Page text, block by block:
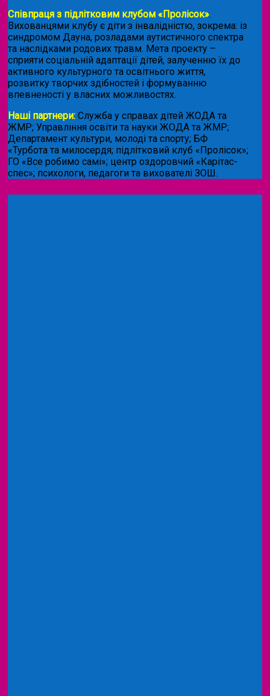
Співпраця з підлітковим клубом «Пролісок».
Вихованцями клубу є діти з інвалідністю, зокрема: із
синдромом Дауна, розладами аутистичного спектра
та наслідками родових травм. Мета проекту –
сприяти соціальній адаптації дітей, залученню їх до
активного культурного та освітнього життя,
розвитку творчих здібностей і формуванню
впевненості у власних можливостях.
Наші партнери: Служба у справах дітей ЖОДА та
ЖМР; Управління освіти та науки ЖОДА та ЖМР;
Департамент культури, молоді та спорту; БФ
«Турбота та милосердя; підлітковий клуб «Пролісок»;
ГО «Все робимо самі»; центр оздоровчий «Карітас-
спес»; психологи, педагоги та вихователі ЗОШ.